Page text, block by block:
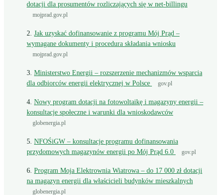
dotacji dla prosumentów rozliczających się w net-billingu
mojprad.gov.pl
Jak uzyskać dofinansowanie z programu Mój Prąd –
wymagane dokumenty i procedura składania wniosku
mojprad.gov.pl
Ministerstwo Energii – rozszerzenie mechanizmów wsparcia
dla odbiorców energii elektrycznej w Polsce
gov.pl
Nowy program dotacji na fotowoltaikę i magazyny energii –
konsultacje społeczne i warunki dla wnioskodawców
globenergia.pl
NFOŚiGW – konsultacje programu dofinansowania
przydomowych magazynów energii po Mój Prąd 6.0
gov.pl
Program Moja Elektrownia Wiatrowa – do 17 000 zł dotacji
na magazyn energii dla właścicieli budynków mieszkalnych
globenergia.pl